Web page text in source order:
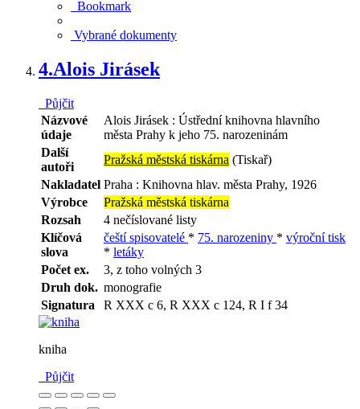
Bookmark
Vybrané dokumenty
4.Alois Jirásek
Půjčit
Názvové
údaje
Alois Jirásek : Ústřední knihovna hlavního
města Prahy k jeho 75. narozeninám
Další
autoři
Pražská městská tiskárna (Tiskař)
Nakladatel Praha : Knihovna hlav. města Prahy, 1926
Výrobce
Pražská městská tiskárna
Rozsah
4 nečíslované listy
Klíčová
slova
čeští spisovatelé * 75. narozeniny * výroční tisk
* letáky
Počet ex.
3, z toho volných 3
Druh dok. monografie
Signatura
R XXX c 6, R XXX c 124, R I f 34
kniha
Půjčit